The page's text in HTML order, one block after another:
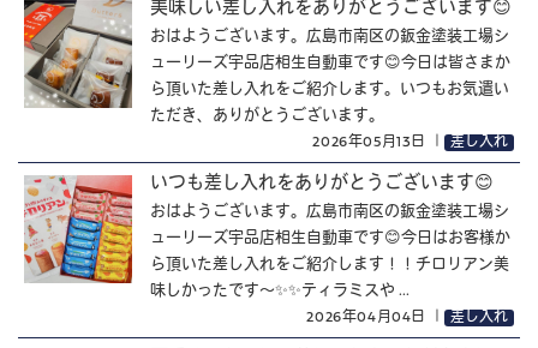
美味しい差し入れをありがとうございます😊
おはようございます。広島市南区の鈑金塗装工場シ
ューリーズ宇品店相生自動車です😊今日は皆さまか
ら頂いた差し入れをご紹介します。いつもお気遣い
ただき、ありがとうございます。
2026年05月13日 差し入れ
いつも差し入れをありがとうございます😊
おはようございます。広島市南区の鈑金塗装工場シ
ューリーズ宇品店相生自動車です😊今日はお客様か
ら頂いた差し入れをご紹介します！！チロリアン美
味しかったです～✨✨ティラミスや ...
2026年04月04日 差し入れ